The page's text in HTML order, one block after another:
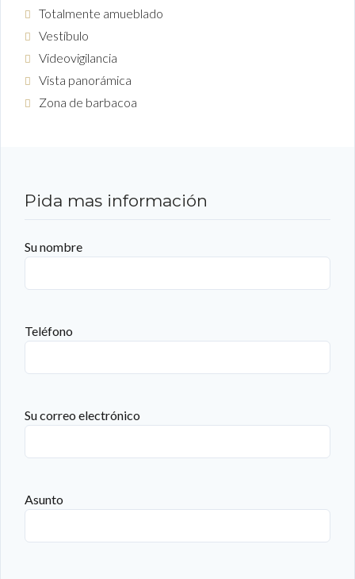
Totalmente amueblado
Vestíbulo
Videovigilancia
Vista panorámica
Zona de barbacoa
Pida mas información
Su nombre
Teléfono
Su correo electrónico
Asunto